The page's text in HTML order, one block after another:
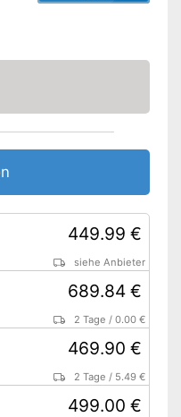
449.99 €
siehe Anbieter
689.84 €
2 Tage /0.00 €
469.90 €
2 Tage / 5.49 €
499.00 €